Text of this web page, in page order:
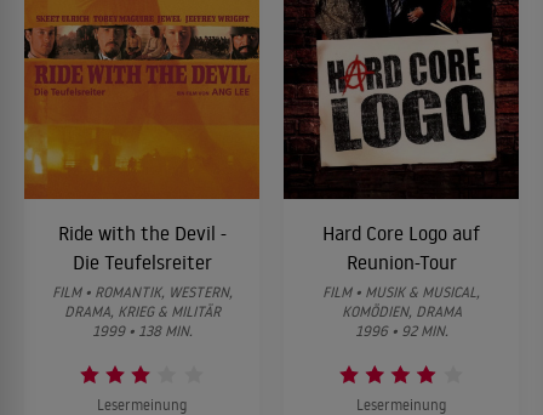
Ride with the Devil -
Die Teufelsreiter
FILM • ROMANTIK, WESTERN,
DRAMA, KRIEG & MILITÄR
1999 • 138 MIN.
Lesermeinung
Hard Core Logo auf
Reunion-Tour
FILM • MUSIK & MUSICAL,
KOMÖDIEN, DRAMA
1996 • 92 MIN.
Lesermeinung